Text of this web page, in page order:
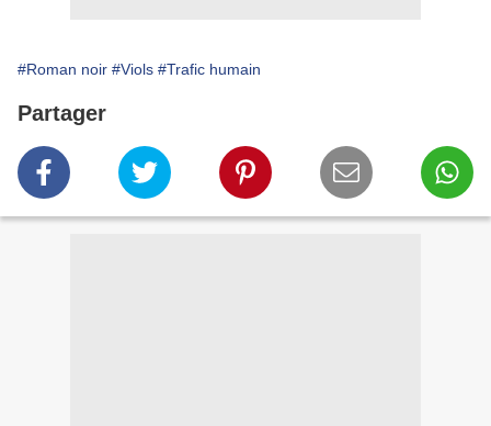
#Roman noir #Viols #Trafic humain
Partager